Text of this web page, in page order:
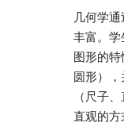
几何学
丰富。
图形的特
圆形）
（尺子
直观的方